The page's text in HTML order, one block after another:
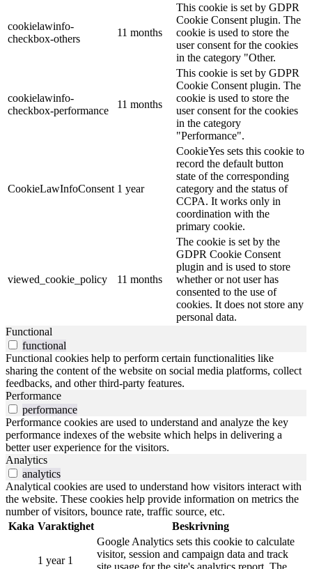
cookielawinfo-
checkbox-others
11 months
This cookie is set by GDPR
Cookie Consent plugin. The
cookie is used to store the
user consent for the cookies
in the category "Other.
cookielawinfo-
checkbox-performance
11 months
This cookie is set by GDPR
Cookie Consent plugin. The
cookie is used to store the
user consent for the cookies
in the category
"Performance".
CookieLawInfoConsent 1 year
CookieYes sets this cookie to
record the default button
state of the corresponding
category and the status of
CCPA. It works only in
coordination with the
primary cookie.
viewed_cookie_policy 11 months
The cookie is set by the
GDPR Cookie Consent
plugin and is used to store
whether or not user has
consented to the use of
cookies. It does not store any
personal data.
Functional
functional
Functional cookies help to perform certain functionalities like
sharing the content of the website on social media platforms, collect
feedbacks, and other third-party features.
Performance
performance
Performance cookies are used to understand and analyze the key
performance indexes of the website which helps in delivering a
better user experience for the visitors.
Analytics
analytics
Analytical cookies are used to understand how visitors interact with
the website. These cookies help provide information on metrics the
number of visitors, bounce rate, traffic source, etc.
Kaka Varaktighet Beskrivning
1 year 1
Google Analytics sets this cookie to calculate
visitor, session and campaign data and track
site usage for the site's analytics report. The